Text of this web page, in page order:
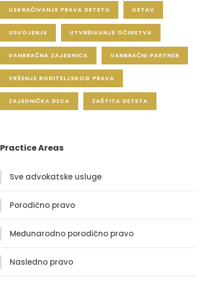
USKRAĆIVANJE PRAVA DETETU USTAV
USVOJENJE UTVRĐIVANJE OČINSTVA
VANBRAČNA ZAJEDNICA VANBRAČNI PARTNER
VRŠENJE RODITELJSKOG PRAVA
ZAJEDNIČKA DECA ZAŠTITA DETETA
Practice Areas
Sve advokatske usluge
Porodično pravo
Međunarodno porodično pravo
Nasledno pravo